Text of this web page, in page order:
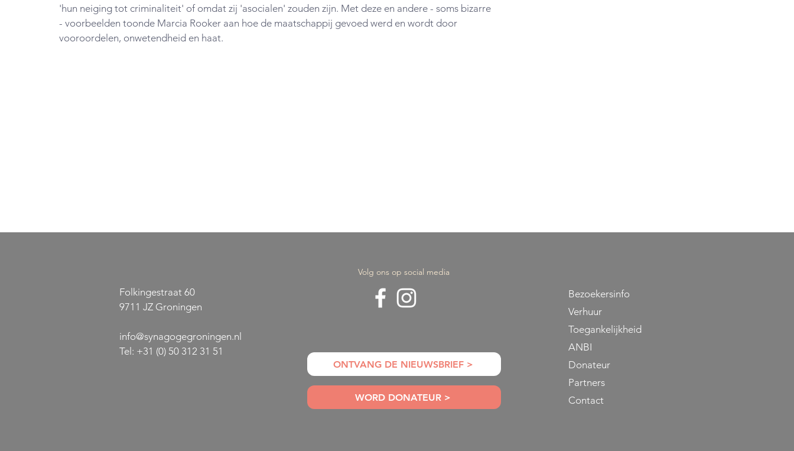
'hun neiging tot criminaliteit' of omdat zij 'asocialen' zouden zijn. Met deze en andere - soms bizarre
- voorbeelden toonde Marcia Rooker aan hoe de maatschappij gevoed werd en wordt door
vooroordelen, onwetendheid en haat.
Gratis concert: Het lied van
Jazz-sensatie Gabriel
Palatchi komt naar
traditie
Volg ons op social media
Folkingestraat 60
9711 JZ Groningen
info@synagogegroningen.nl
Tel: +31 (0) 50 312 31 51
ONTVANG DE NIEUWSBRIEF >
WORD DONATEUR >
Bezoekersinfo
Verhuur
Toegankelijkheid
ANBI
Donateur
Partners
Contact